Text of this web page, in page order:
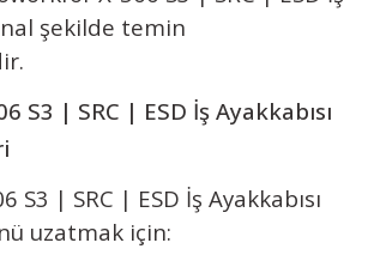
şekilde temin
S3 | SRC | ESD İş Ayakkabısı
S3 | SRC | ESD İş Ayakkabısı
uzatmak için: